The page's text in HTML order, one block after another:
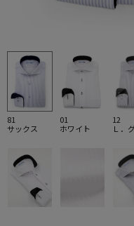
81
サックス
01
ホワイト
12
Ｌ．